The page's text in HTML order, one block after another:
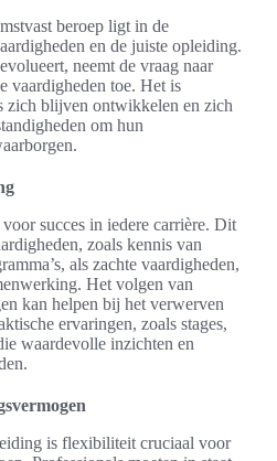
beroep ligt in de
en de juiste opleiding.
neemt de vraag naar
vaardigheden toe. Het is
zich blijven ontwikkelen en zich
om hun
succes in iedere carrière. Dit
zoals kennis van
als zachte vaardigheden,
Het volgen van
kan helpen bij het verwerven
ervaringen, zoals stages,
waardevolle inzichten en
is flexibiliteit cruciaal voor